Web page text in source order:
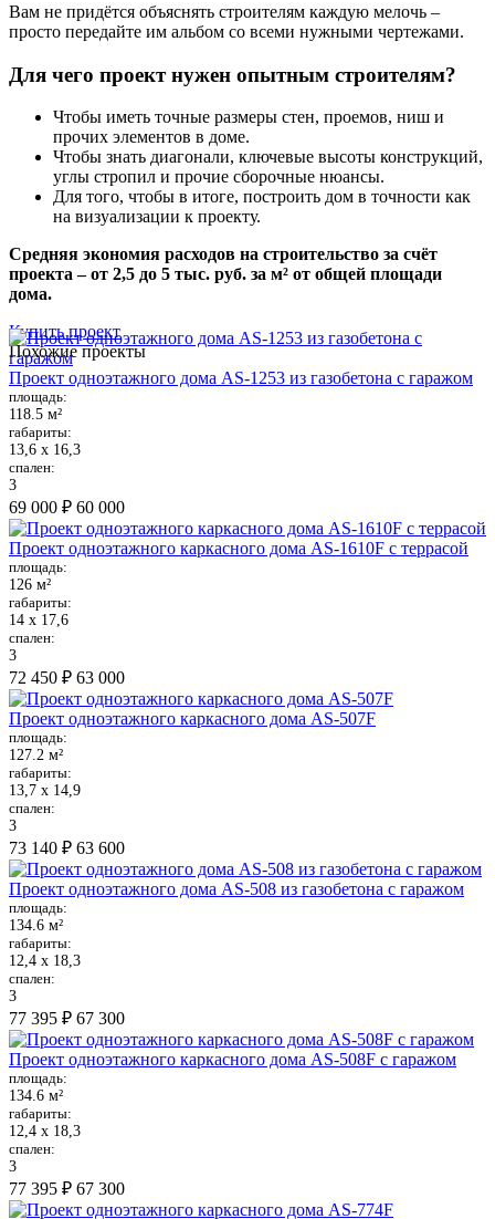
Вам не придётся объяснять строителям каждую мелочь –
просто передайте им альбом со всеми нужными чертежами.
Для чего проект нужен опытным строителям?
Чтобы иметь точные размеры стен, проемов, ниш и
прочих элементов в доме.
Чтобы знать диагонали, ключевые высоты конструкций,
углы стропил и прочие сборочные нюансы.
Для того, чтобы в итоге, построить дом в точности как
на визуализации к проекту.
Средняя экономия расходов на строительство за счёт
проекта – от 2,5 до 5 тыс. руб. за м² от общей площади
дома.
Купить проект
Похожие проекты
Проект одноэтажного дома AS-1253 из газобетона с гаражом
площадь:
118.5 м²
габариты:
13,6 х 16,3
спален:
3
69 000 ₽ 60 000
Проект одноэтажного каркасного дома AS-1610F с террасой
площадь:
126 м²
габариты:
14 х 17,6
спален:
3
72 450 ₽ 63 000
Проект одноэтажного каркасного дома AS-507F
площадь:
127.2 м²
габариты:
13,7 х 14,9
спален:
3
73 140 ₽ 63 600
Проект одноэтажного дома AS-508 из газобетона с гаражом
площадь:
134.6 м²
габариты:
12,4 х 18,3
спален:
3
77 395 ₽ 67 300
Проект одноэтажного каркасного дома AS-508F с гаражом
площадь:
134.6 м²
габариты:
12,4 х 18,3
спален:
3
77 395 ₽ 67 300